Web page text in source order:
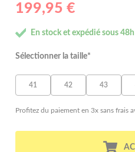
199,95 €
En stock et expédié sous
Sélectionner la taille*
41 42 43
Profitez du paiement en 3x sans frais